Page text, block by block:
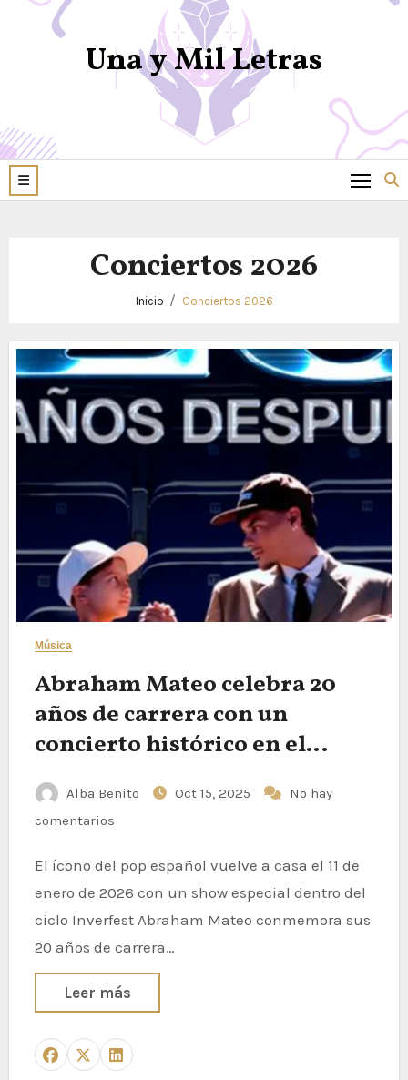
Una y Mil Letras
Conciertos 2026
Inicio Conciertos 2026
Música
Abraham Mateo celebra 20
años de carrera con un
concierto histórico en el
Movistar Arena de Madrid
Alba Benito Oct 15, 2025
No hay
comentarios
El ícono del pop español vuelve a casa el 11 de
enero de 2026 con un show especial dentro del
ciclo Inverfest Abraham Mateo conmemora sus
20 años de carrera…
Leer más